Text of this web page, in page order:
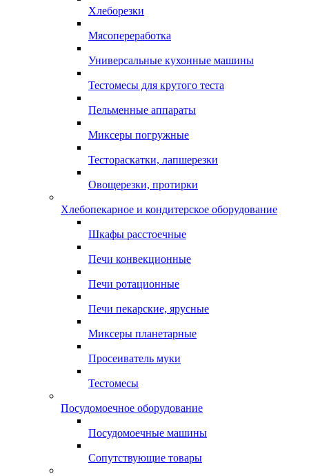
Хлеборезки
Мясопереработка
Универсальные кухонные машины
Тестомесы для крутого теста
Пельменные аппараты
Миксеры погружные
Тестораскатки, лапшерезки
Овощерезки, протирки
Хлебопекарное и кондитерское оборудование
Шкафы расстоечные
Печи конвекционные
Печи ротационные
Печи пекарские, ярусные
Миксеры планетарные
Просеиватель муки
Тестомесы
Посудомоечное оборудование
Посудомоечные машины
Сопутствующие товары